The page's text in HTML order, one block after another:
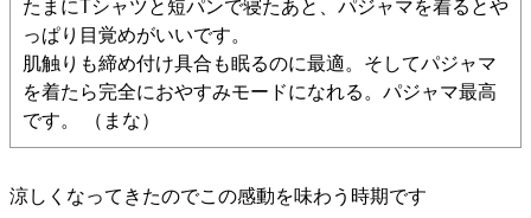
たまにTシャツと短パンで寝たあと、パジャマを着るとや
っぱり目覚めがいいです。
肌触りも締め付け具合も眠るのに最適。そしてパジャマ
を着たら完全におやすみモードになれる。パジャマ最高
です。 （まな）
涼しくなってきたのでこの感動を味わう時期です